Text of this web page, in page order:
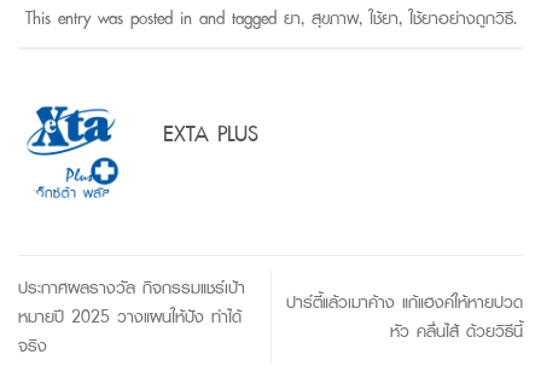
This entry was posted in and tagged ยา, สุขภาพ,ใช้ยา,ใช้ยาอย่างถูกวิธี.
EXTA PLUS
ประกาศผลรางวัล กิจกรรมแชร์เป้า
หมายปี 2025 วางแผนให้ปัง ทำได้
จริง
ปาร์ตี้แล้วเมาค้าง แก้แฮงค์ให้หายปวด
หัว คลื่นไส้ ด้วยวิธีนี้